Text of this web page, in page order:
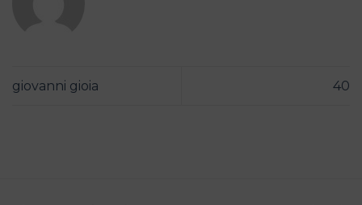
giovanni gioia 40